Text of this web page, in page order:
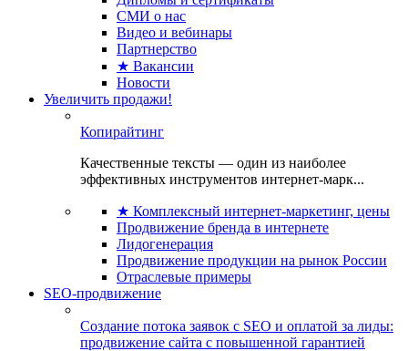
СМИ о нас
Видео и вебинары
Партнерство
★ Вакансии
Новости
Увеличить продажи!
Копирайтинг
Качественные тексты — один из наиболее
эффективных инструментов интернет-марк...
★ Комплексный интернет-маркетинг, цены
Продвижение бренда в интернете
Лидогенерация
Продвижение продукции на рынок России
Отраслевые примеры
SEO-продвижение
Создание потока заявок с SEO и оплатой за лиды:
продвижение сайта с повышенной гарантией